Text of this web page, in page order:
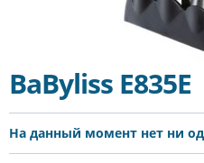
BaByliss E835E
На данный момент нет ни